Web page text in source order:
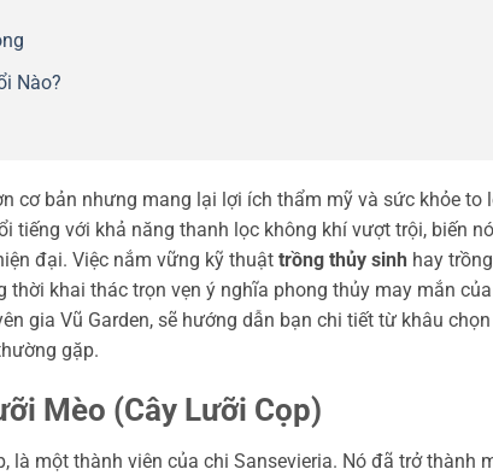
Nào?
cơ bản nhưng mang lại lợi ích thẩm mỹ và sức khỏe to
tiếng với khả năng thanh lọc không khí vượt trội, biến nó
đại. Việc nắm vững kỹ thuật trồng thủy sinh hay trồng
thời khai thác trọn vẹn ý nghĩa phong thủy may mắn của
gia Vũ Garden, sẽ hướng dẫn bạn chi tiết từ khâu chọn
gặp.
Mèo (Cây Lưỡi Cọp)
là một thành viên của chi Sansevieria. Nó đã trở thành